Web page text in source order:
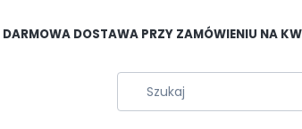
DARMOWA DOSTAWA PRZY ZAMÓWIENIU NA